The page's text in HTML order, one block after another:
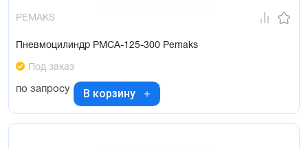
PEMAKS
Пневмоцилиндр PMCA-125-300 Pemaks
Под заказ
по запросу В корзину